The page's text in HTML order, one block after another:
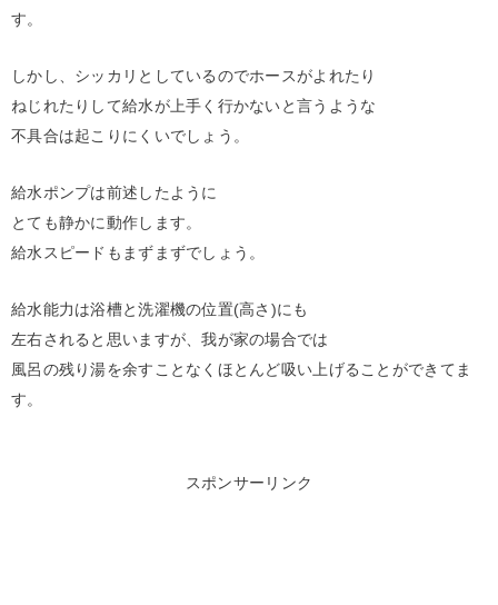
す。
しかし、シッカリとしているのでホースがよれたり
ねじれたりして給水が上手く行かないと言うような
不具合は起こりにくいでしょう。
給水ポンプは前述したように
とても静かに動作します。
給水スピードもまずまずでしょう。
給水能力は浴槽と洗濯機の位置(高さ)にも
左右されると思いますが、我が家の場合では
風呂の残り湯を余すことなくほとんど吸い上げることができてま
す。
スポンサーリンク